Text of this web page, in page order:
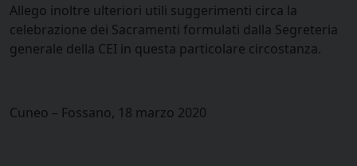
Allego inoltre ulteriori utili suggerimenti circa la
celebrazione dei Sacramenti formulati dalla Segreteria
generale della CEI in questa particolare circostanza.
Cuneo – Fossano, 18 marzo 2020